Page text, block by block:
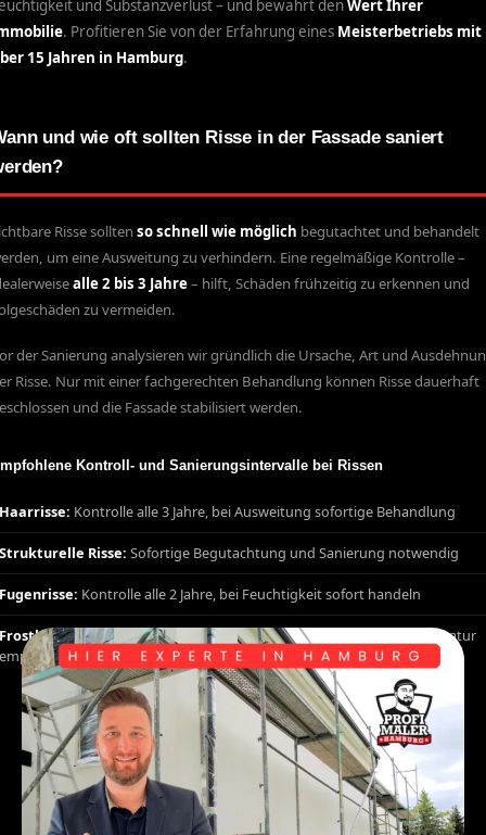
und Substanzverlust – und bewahrt denWert Ihrer
. Profitieren Sie von der Erfahrung eines Meisterbetriebs mit
15 Jahren in Hamburg.
und wie oft sollten Risse in der Fassade saniert
Risse solltenso schnell wie möglich begutachtet und behandelt
um eine Ausweitung zu verhindern. Eine regelmäßige Kontrolle –
alle 2 bis 3 Jahre– hilft, Schäden frühzeitig zu erkennen und
zu vermeiden.
der Sanierung analysieren wir gründlich die Ursache, Art und
Risse. Nur mit einer fachgerechten Behandlung können Risse dauerhaft
und die Fassade stabilisiert werden.
Kontroll- und Sanierungsintervalle bei Rissen
Haarrisse: Kontrolle alle 3 Jahre, bei Ausweitung sofortige Behandlung
Strukturelle Risse: Sofortige Begutachtung und Sanierung notwendig
Fugenrisse: Kontrolle alle 2 Jahre, bei Feuchtigkeit sofort handeln
Frostbedingte Risse:Nach Winterbeginn Kontrolle, frühzeitige Reparatur
empfohlen